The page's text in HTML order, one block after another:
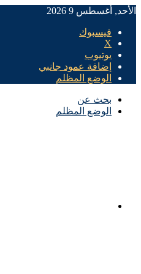
الأحد, أغسطس 9 2026
فيسبوك
X
يوتيوب
إضافة عمود جانبي
الوضع المظلم
بحث عن
الوضع المظلم